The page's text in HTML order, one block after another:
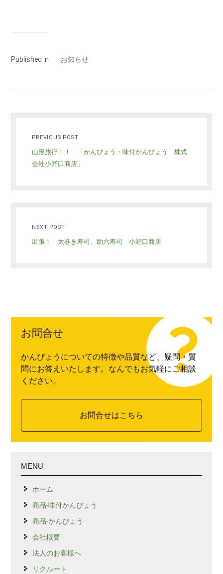
Published in お知らせ
PREVIOUS POST
山形旅行！！ 「かんぴょう・味付かんぴょう 株式
会社小野口商店」
NEXT POST
出張！ 太巻き寿司、助六寿司 小野口商店
お問合せ
かんぴょうについての特徴や品質など、疑問・質
問にお答えいたします。なんでもお気軽にご相談
ください。
お問合せはこちら
MENU
ホーム
商品-味付かんぴょう
商品-かんぴょう
会社概要
法人のお客様へ
リクルート